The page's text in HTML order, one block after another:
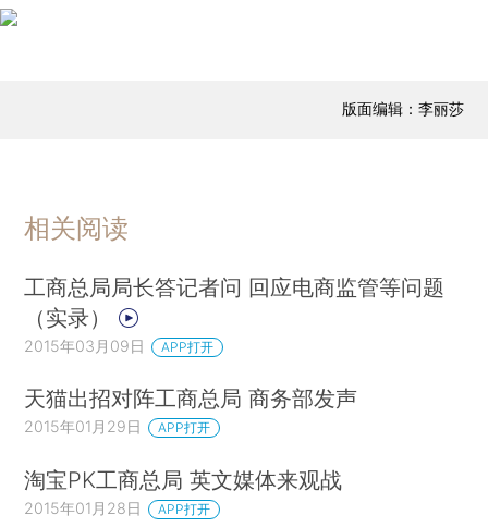
版面编辑：李丽莎
相关阅读
工商总局局长答记者问 回应电商监管等问题
（实录）
2015年03月09日 APP打开
天猫出招对阵工商总局 商务部发声
2015年01月29日 APP打开
淘宝PK工商总局 英文媒体来观战
2015年01月28日 APP打开